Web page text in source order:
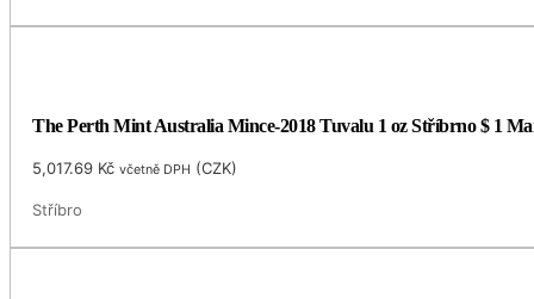
The Perth Mint Australia Mince-2018 Tuvalu 1 oz Stříbrno $ 1
5,017.69 Kč včetně DPH (CZK)
Stříbro